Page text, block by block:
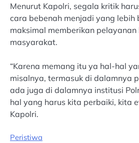
Menurut Kapolri, segala kritik
cara bebenah menjadi yang lebih
maksimal memberikan pelayanan
masyarakat.
“Karena memang itu ya hal-hal
misalnya, termasuk di dalamnya
ada juga di dalamnya institusi
hal yang harus kita perbaiki, kita
Kapolri.
Peristiwa